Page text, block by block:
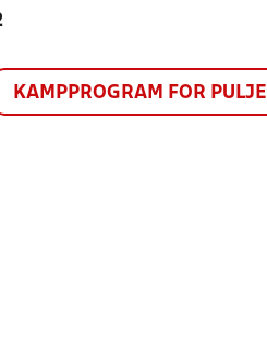
KAMPPROGRAM FOR PULJE